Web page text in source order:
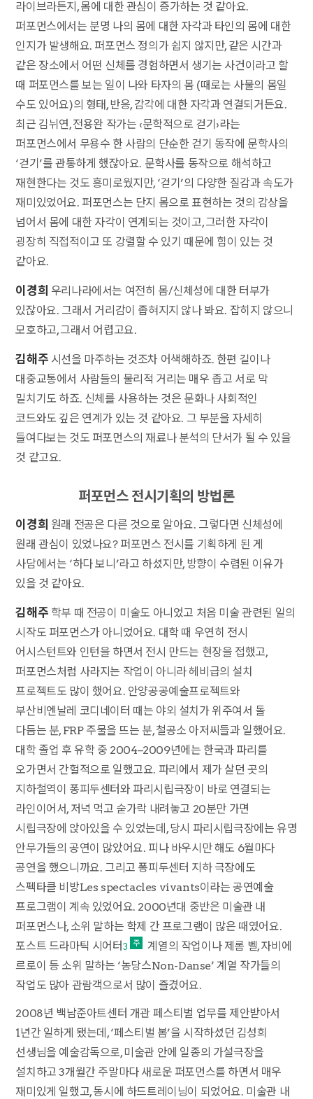
라이브라든지, 몸에 대한 관심이 증가하는 것 같아요.
퍼포먼스에서는 분명 나의 몸에 대한 자각과 타인의 몸에 대한
인지가 발생해요. 퍼포먼스 정의가 쉽지 않지만, 같은 시간과
같은 장소에서 어떤 신체를 경험하면서 생기는 사건이라고 할
때 퍼포먼스를 보는 일이 나와 타자의 몸 (때로는 사물의 몸일
수도 있어요)의 형태, 반응, 감각에 대한 자각과 연결되거든요.
최근 김뉘연, 전용완 작가는 ‹문학적으로 걷기›라는
퍼포먼스에서 무용수 한 사람의 단순한 걷기 동작에 문학사의
‘걷기’를 관통하게 했잖아요. 문학사를 동작으로 해석하고
재현한다는 것도 흥미로웠지만, ‘걷기’의 다양한 질감과 속도가
재미있었어요. 퍼포먼스는 단지 몸으로 표현하는 것의 감상을
넘어서 몸에 대한 자각이 연계되는 것이고, 그러한 자각이
굉장히 직접적이고 또 강렬할 수 있기 때문에 힘이 있는 것
같아요.
이경희 우리나라에서는 여전히 몸/신체성에 대한 터부가
있잖아요. 그래서 거리감이 좁혀지지 않나 봐요. 잡히지 않으니
모호하고, 그래서 어렵고요.
김해주 시선을 마주하는 것조차 어색해하죠. 한편 길이나
대중교통에서 사람들의 물리적 거리는 매우 좁고 서로 막
밀치기도 하죠. 신체를 사용하는 것은 문화나 사회적인
코드와도 깊은 연계가 있는 것 같아요. 그 부분을 자세히
들여다보는 것도 퍼포먼스의 재료나 분석의 단서가 될 수 있을
것 같고요.
퍼포먼스 전시기획의 방법론
이경희 원래 전공은 다른 것으로 알아요. 그렇다면 신체성에
원래 관심이 있었나요? 퍼포먼스 전시를 기획하게 된 게
사담에서는 ‘하다 보니’라고 하셨지만, 방향이 수렴된 이유가
있을 것 같아요.
김해주 학부 때 전공이 미술도 아니었고 처음 미술 관련된 일의
시작도 퍼포먼스가 아니었어요. 대학 때 우연히 전시
어시스턴트와 인턴을 하면서 전시 만드는 현장을 접했고,
퍼포먼스처럼 사라지는 작업이 아니라 헤비급의 설치
프로젝트도 많이 했어요. 안양공공예술프로젝트와
부산비엔날레 코디네이터 때는 야외 설치가 위주여서 돌
다듬는 분, FRP 주물을 뜨는 분, 철공소 아저씨들과 일했어요.
대학 졸업 후 유학 중 2004–2009년에는 한국과 파리를
오가면서 간헐적으로 일했고요. 파리에서 제가 살던 곳의
지하철역이 퐁피두센터와 파리시립극장이 바로 연결되는
라인이어서, 저녁 먹고 숟가락 내려놓고 20분만 가면
시립극장에 앉아있을 수 있었는데, 당시 파리시립극장에는 유명
안무가들의 공연이 많았어요. 피나 바우시만 해도 6월마다
공연을 했으니까요. 그리고 퐁피두센터 지하 극장에도
스펙타클 비방Les spectacles vivants이라는 공연예술
프로그램이 계속 있었어요. 2000년대 중반은 미술관 내
퍼포먼스나, 소위 말하는 학제 간 프로그램이 많은 때였어요.
포스트 드라마틱 시어터3
계열의 작업이나 제롬 벨, 자비에
르로이 등 소위 말하는 ‘농당스Non-Danse’ 계열 작가들의
작업도 많아 관람객으로서 많이 즐겼어요.
2008년 백남준아트센터 개관 페스티벌 업무를 제안받아서
1년간 일하게 됐는데, ‘페스티벌 봄’을 시작하셨던 김성희
선생님을 예술감독으로, 미술관 안에 일종의 가설극장을
설치하고 3개월간 주말마다 새로운 퍼포먼스를 하면서 매우
재미있게 일했고, 동시에 하드트레이닝이 되었어요. 미술관 내